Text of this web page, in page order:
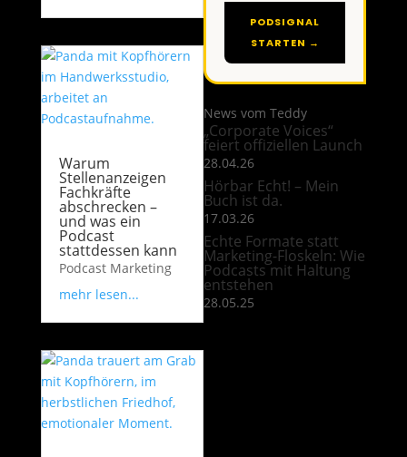
Warum
Stellenanzeigen
Fachkräfte
abschrecken –
und was ein
Podcast
stattdessen kann
Podcast Marketing
mehr lesen...
PODSIGNAL
STARTEN →
News vom Teddy
„Corporate Voices“
feiert offiziellen Launch
28.04.26
Hörbar Echt! – Mein
Buch ist da.
17.03.26
Echte Formate statt
Marketing-Floskeln: Wie
Podcasts mit Haltung
entstehen
28.05.25